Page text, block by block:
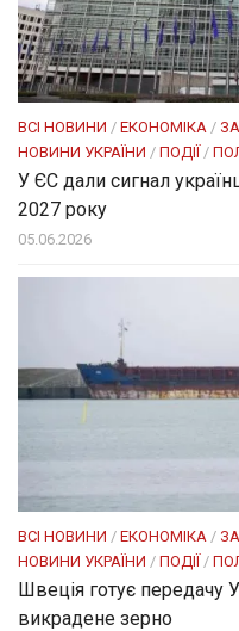
ВСІ НОВИНИ / ЕКОНОМІКА /
НОВИНИ УКРАЇНИ / ПОДІЇ/
У ЄС дали сигнал
2027 року
05.06.2026
ВСІ НОВИНИ / ЕКОНОМІКА /
НОВИНИ УКРАЇНИ / ПОДІЇ/
Швеція готує передачу
викрадене зерно